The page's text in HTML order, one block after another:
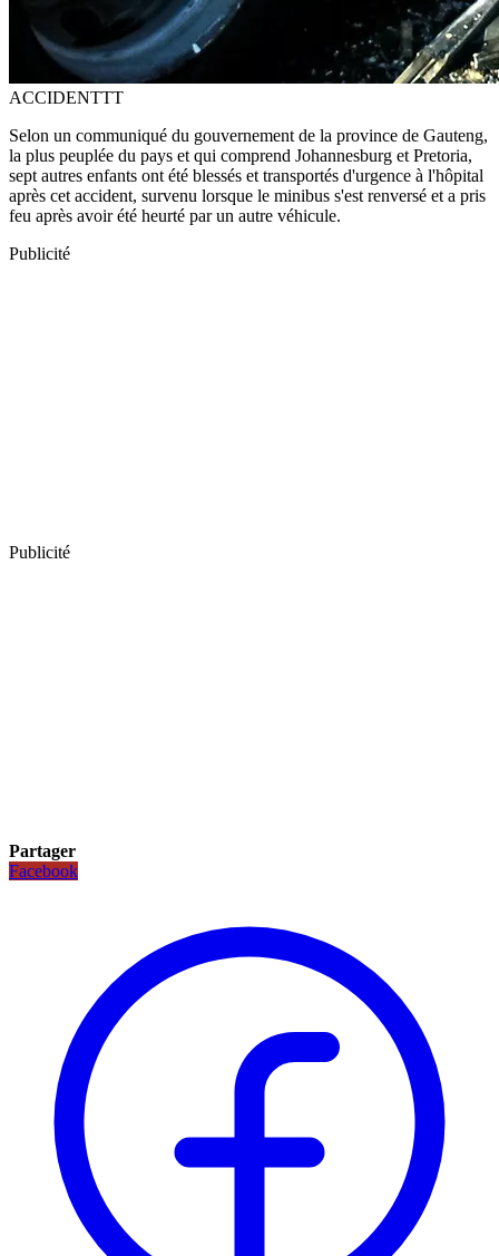
ACCIDENTTT
Selon un communiqué du gouvernement de la province de Gauteng,
la plus peuplée du pays et qui comprend Johannesburg et Pretoria,
sept autres enfants ont été blessés et transportés d'urgence à l'hôpital
après cet accident, survenu lorsque le minibus s'est renversé et a pris
feu après avoir été heurté par un autre véhicule.
Publicité
Publicité
Partager
Facebook